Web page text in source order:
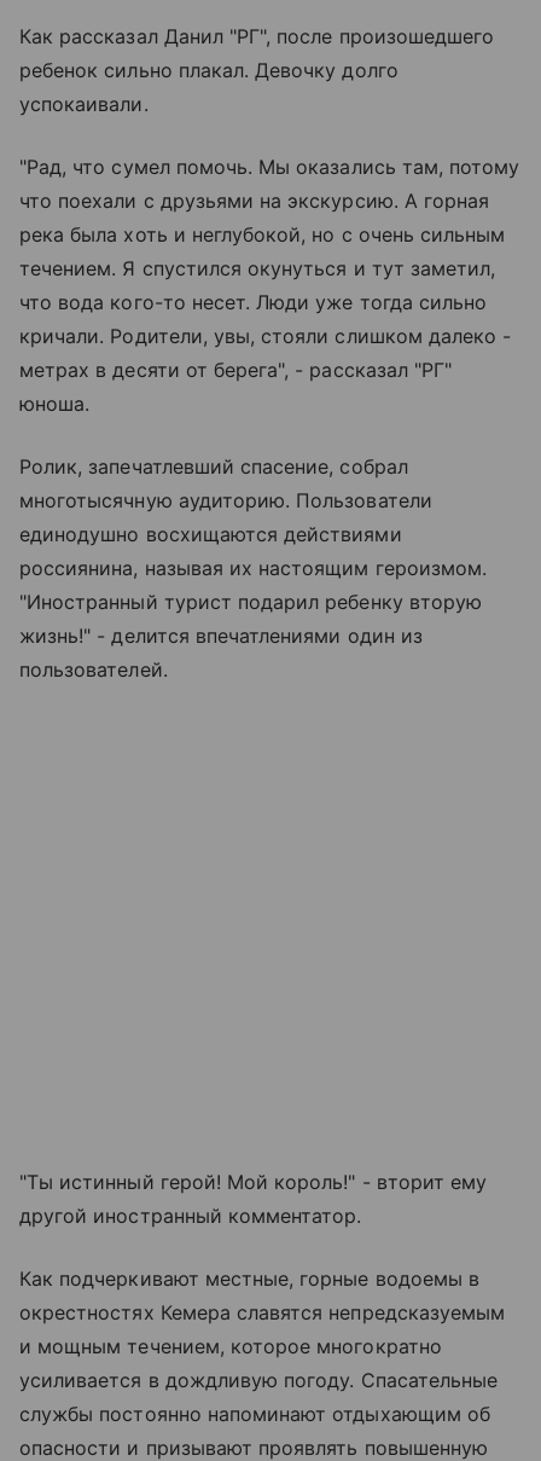
Как рассказал Данил "РГ", после произошедшего
ребенок сильно плакал. Девочку долго
успокаивали.
"Рад, что сумел помочь. Мы оказались там, потому
что поехали с друзьями на экскурсию. А горная
река была хоть и неглубокой, но с очень сильным
течением. Я спустился окунуться и тут заметил,
что вода кого-то несет. Люди уже тогда сильно
кричали. Родители, увы, стояли слишком далеко -
метрах в десяти от берега", - рассказал "РГ"
юноша.
Ролик, запечатлевший спасение, собрал
многотысячную аудиторию. Пользователи
единодушно восхищаются действиями
россиянина, называя их настоящим героизмом.
"Иностранный турист подарил ребенку вторую
жизнь!" - делится впечатлениями один из
пользователей.
"Ты истинный герой! Мой король!" - вторит ему
другой иностранный комментатор.
Как подчеркивают местные, горные водоемы в
окрестностях Кемера славятся непредсказуемым
и мощным течением, которое многократно
усиливается в дождливую погоду. Спасательные
службы постоянно напоминают отдыхающим об
опасности и призывают проявлять повышенную